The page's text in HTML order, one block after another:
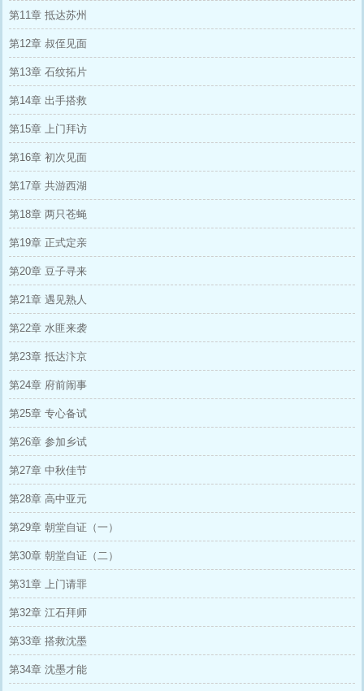
第11章 抵达苏州
第12章 叔侄见面
第13章 石纹拓片
第14章 出手搭救
第15章 上门拜访
第16章 初次见面
第17章 共游西湖
第18章 两只苍蝇
第19章 正式定亲
第20章 豆子寻来
第21章 遇见熟人
第22章 水匪来袭
第23章 抵达汴京
第24章 府前闹事
第25章 专心备试
第26章 参加乡试
第27章 中秋佳节
第28章 高中亚元
第29章 朝堂自证（一）
第30章 朝堂自证（二）
第31章 上门请罪
第32章 江石拜师
第33章 搭救沈墨
第34章 沈墨才能